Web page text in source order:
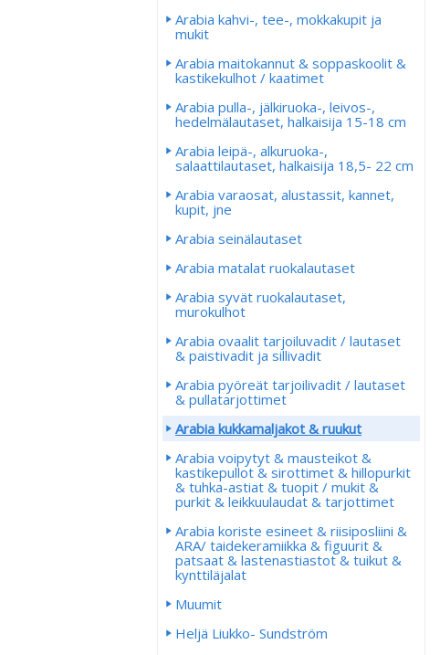
Arabia kahvi-, tee-, mokkakupit ja
mukit
Arabia maitokannut & soppaskoolit &
kastikekulhot / kaatimet
Arabia pulla-, jälkiruoka-, leivos-,
hedelmälautaset, halkaisija 15-18 cm
Arabia leipä-, alkuruoka-,
salaattilautaset, halkaisija 18,5- 22 cm
Arabia varaosat, alustassit, kannet,
kupit, jne
Arabia seinälautaset
Arabia matalat ruokalautaset
Arabia syvät ruokalautaset,
murokulhot
Arabia ovaalit tarjoiluvadit / lautaset
& paistivadit ja sillivadit
Arabia pyöreät tarjoilivadit / lautaset
& pullatarjottimet
Arabia kukkamaljakot & ruukut
Arabia voipytyt & mausteikot &
kastikepullot & sirottimet & hillopurkit
& tuhka-astiat & tuopit / mukit &
purkit & leikkuulaudat & tarjottimet
Arabia koriste esineet & riisiposliini &
ARA/ taidekeramiikka & figuurit &
patsaat & lastenastiastot & tuikut &
kynttiläjalat
Muumit
Heljä Liukko- Sundström